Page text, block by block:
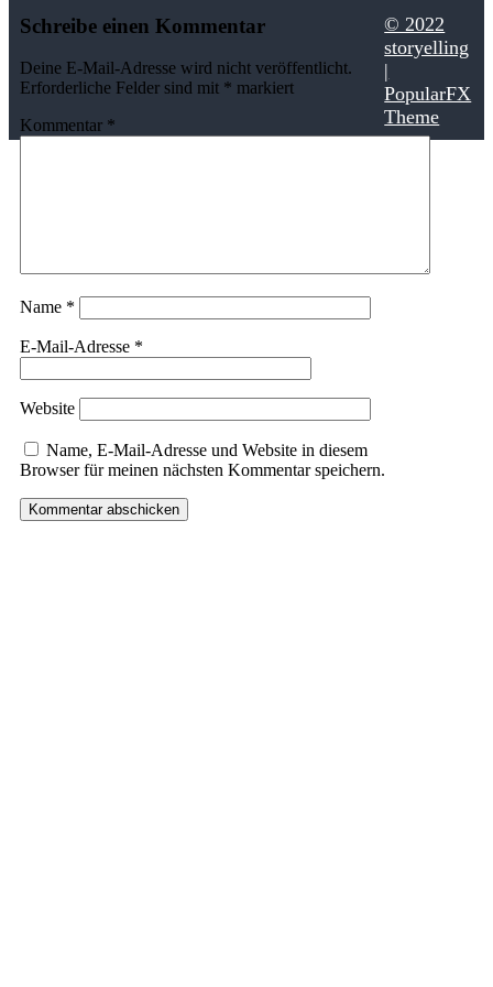
Schreibe einen Kommentar
Deine E-Mail-Adresse wird nicht veröffentlicht.
Erforderliche Felder sind mit * markiert
Kommentar *
Name *
E-Mail-Adresse *
Website
Name, E-Mail-Adresse und Website in diesem
Browser für meinen nächsten Kommentar speichern.
© 2022
storyelling
|
PopularFX
Theme